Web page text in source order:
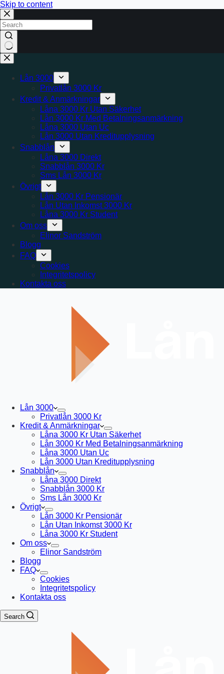
Skip to content
No
results
Lån 3000
Privatlån 3000 Kr
Kredit & Anmärkningar
Låna 3000 Kr Utan Säkerhet
Lån 3000 Kr Med Betalningsanmärkning
Låna 3000 Utan Uc
Lån 3000 Utan Kreditupplysning
Snabblån
Låna 3000 Direkt
Snabblån 3000 Kr
Sms Lån 3000 Kr
Övrigt
Lån 3000 Kr Pensionär
Lån Utan Inkomst 3000 Kr
Låna 3000 Kr Student
Om oss
Elinor Sandström
Blogg
FAQ
Cookies
Integritetspolicy
Kontakta oss
Lån 3000
Privatlån 3000 Kr
Kredit & Anmärkningar
Låna 3000 Kr Utan Säkerhet
Lån 3000 Kr Med Betalningsanmärkning
Låna 3000 Utan Uc
Lån 3000 Utan Kreditupplysning
Snabblån
Låna 3000 Direkt
Snabblån 3000 Kr
Sms Lån 3000 Kr
Övrigt
Lån 3000 Kr Pensionär
Lån Utan Inkomst 3000 Kr
Låna 3000 Kr Student
Om oss
Elinor Sandström
Blogg
FAQ
Cookies
Integritetspolicy
Kontakta oss
Search